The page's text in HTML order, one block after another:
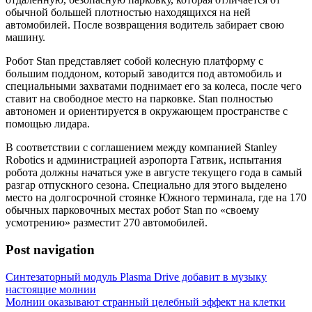
обычной большей плотностью находящихся на ней
автомобилей. После возвращения водитель забирает свою
машину.
Робот Stan представляет собой колесную платформу с
большим поддоном, который заводится под автомобиль и
специальными захватами поднимает его за колеса, после чего
ставит на свободное место на парковке. Stan полностью
автономен и ориентируется в окружающем пространстве с
помощью лидара.
В соответствии с соглашением между компанией Stanley
Robotics и администрацией аэропорта Гатвик, испытания
робота должны начаться уже в августе текущего года в самый
разгар отпускного сезона. Специально для этого выделено
место на долгосрочной стоянке Южного терминала, где на 170
обычных парковочных местах робот Stan по «своему
усмотрению» разместит 270 автомобилей.
Post navigation
Синтезаторный модуль Plasma Drive добавит в музыку
настоящие молнии
Молнии оказывают странный целебный эффект на клетки